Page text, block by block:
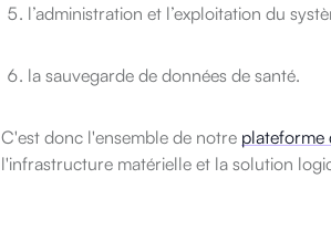
l’administration et l’exploitation du
la sauvegarde de données de santé.
C'est donc l'ensemble de notre plateforme
l'infrastructure matérielle et la solution